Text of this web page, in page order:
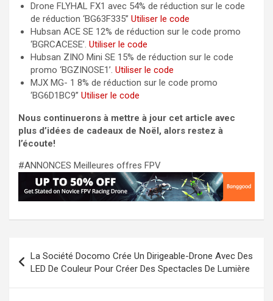
Drone FLYHAL FX1 avec 54% de réduction sur le code
de réduction ‘BG63F335’’ Utiliser le code
Hubsan ACE SE 12% de réduction sur le code promo
‘BGRCACESE’. Utiliser le code
Hubsan ZINO Mini SE 15% de réduction sur le code
promo ‘BGZINOSE1’. Utiliser le code
MJX MG- 1 8% de réduction sur le code promo
‘BG6D1BC9’’ Utiliser le code
Nous continuerons à mettre à jour cet article avec
plus d’idées de cadeaux de Noël, alors restez à
l’écoute!
#ANNONCES Meilleures offres FPV
de
l’article
La Société Docomo Crée Un Dirigeable-Drone Avec Des
LED De Couleur Pour Créer Des Spectacles De Lumière